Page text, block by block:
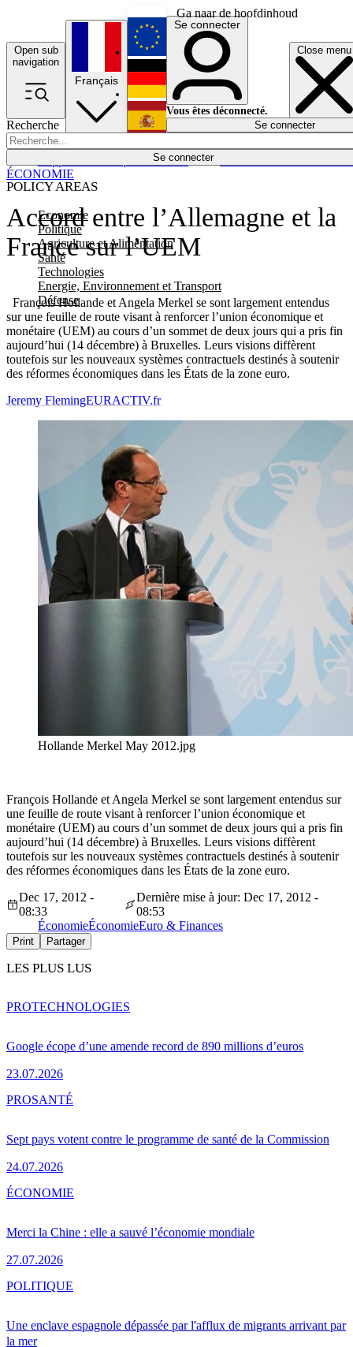
Ga naar de hoofdinhoud
Open sub
navigation
Close menu
Recherche
Se connecter
POLICY AREAS
Economie
Politique
Agriculture et Alimentation
Santé
Technologies
Energie, Environnement et Transport
Défense
Économie
Français
English
Deutsch
Español
Se connecter
Vous êtes déconnecté.
Se connecter
Accord entre l’Allemagne et la
France sur l’UEM
François Hollande et Angela Merkel se sont largement entendus
sur une feuille de route visant à renforcer l’union économique et
monétaire (UEM) au cours d’un sommet de deux jours qui a pris fin
aujourd’hui (14 décembre) à Bruxelles. Leurs visions diffèrent
toutefois sur les nouveaux systèmes contractuels destinés à soutenir
des réformes économiques dans les États de la zone euro.
ÉCONOMIE
Jeremy FlemingEURACTIV.fr
Hollande Merkel May 2012.jpg
François Hollande et Angela Merkel se sont largement entendus sur
une feuille de route visant à renforcer l’union économique et
monétaire (UEM) au cours d’un sommet de deux jours qui a pris fin
aujourd’hui (14 décembre) à Bruxelles. Leurs visions diffèrent
toutefois sur les nouveaux systèmes contractuels destinés à soutenir
des réformes économiques dans les États de la zone euro.
Dec 17, 2012 -
08:33
Dernière mise à jour: Dec 17, 2012 -
08:53
ÉconomieÉconomieEuro & Finances
Print Partager
LES PLUS LUS
Google écope d’une amende record de 890 millions d’euros
23.07.2026
PROTECHNOLOGIES
Sept pays votent contre le programme de santé de la Commission
24.07.2026
PROSANTÉ
Merci la Chine : elle a sauvé l’économie mondiale
27.07.2026
ÉCONOMIE
Une enclave espagnole dépassée par l'afflux de migrants arrivant par
la mer
POLITIQUE